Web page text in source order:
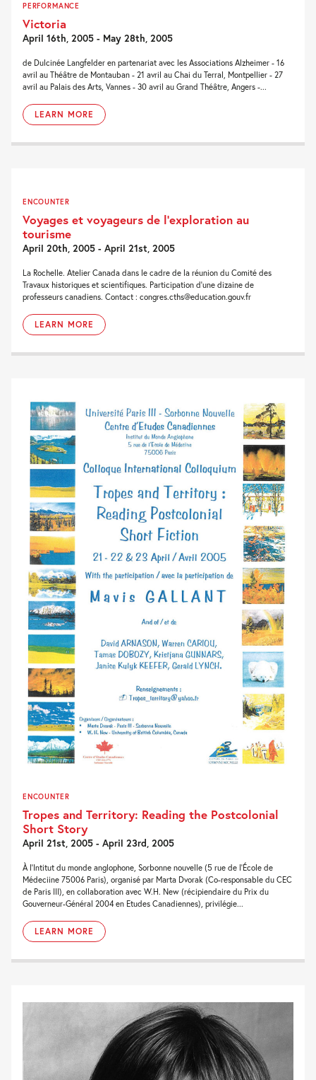
PERFORMANCE
Victoria
April 16th, 2005 - May 28th, 2005
de Dulcinée Langfelder en partenariat avec les Associations Alzheimer - 16
avril au Théâtre de Montauban - 21 avril au Chai du Terral, Montpellier - 27
avril au Palais des Arts, Vannes - 30 avril au Grand Théâtre, Angers -...
LEARN MORE
ENCOUNTER
Voyages et voyageurs de l’exploration au
tourisme
April 20th, 2005 - April 21st, 2005
La Rochelle. Atelier Canada dans le cadre de la réunion du Comité des
Travaux historiques et scientifiques. Participation d'une dizaine de
professeurs canadiens. Contact : congres.cths@education.gouv.fr
LEARN MORE
ENCOUNTER
Tropes and Territory: Reading the Postcolonial
Short Story
April 21st, 2005 - April 23rd, 2005
À l'Intitut du monde anglophone, Sorbonne nouvelle (5 rue de l'École de
Médeciine 75006 Paris), organisé par Marta Dvorak (Co-responsable du CEC
de Paris III), en collaboration avec W.H. New (récipiendaire du Prix du
Gouverneur-Général 2004 en Etudes Canadiennes), privilégie...
LEARN MORE